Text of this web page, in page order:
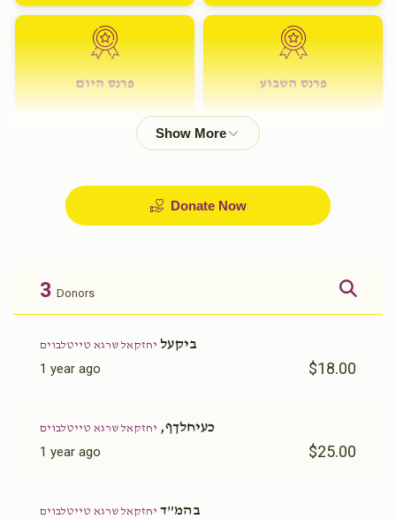
פרנס השבוע פרנס היום
Donate Now
3 Donors
ביקעל יחזקאל שרגא טייטלבוים
1 year ago $18.00
כעיחלךף, יחזקאל שרגא טייטלבוים
1 year ago $25.00
בהמ"ד יחזקאל שרגא טייטלבוים